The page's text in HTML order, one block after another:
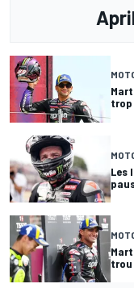
Les
trou